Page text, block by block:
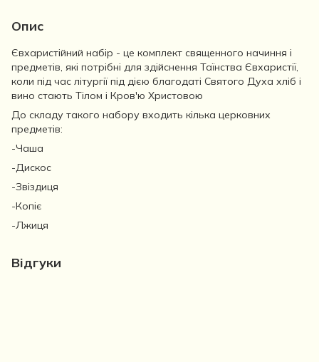
Опис
Євхаристійний набір - це комплект священного начиння і
предметів, які потрібні для здійснення Таїнства Євхаристії,
коли під час літургії під дією благодаті Святого Духа хліб і
вино стають Тілом і Кров'ю Христовою
До складу такого набору входить кілька церковних
предметів:
-Чаша
-Дискос
-Звіздиця
-Копіє
-Лжиця
Відгуки